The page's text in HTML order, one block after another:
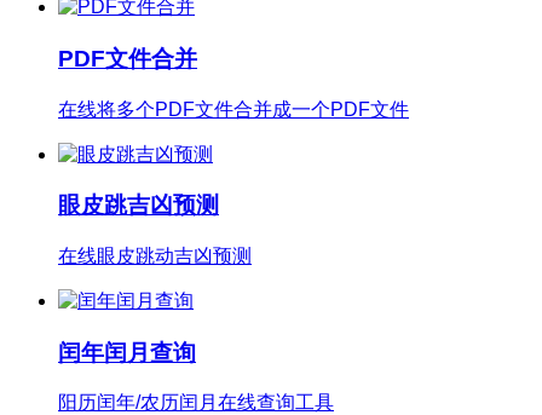
PDF文件合并
在线将多个PDF文件合并成一个PDF文件
眼皮跳吉凶预测
在线眼皮跳动吉凶预测
闰年闰月查询
阳历闰年/农历闰月在线查询工具